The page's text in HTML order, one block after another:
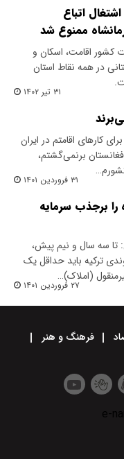
اتباع
ممنوع شد
کشور اقامت، اسکان و
در همه نقاط استان
۳۱ تیر ۱۴۰۲
کارهای اقامتم در ایران
برنمی‌گشتم،
۳۱ فروردین ۱۴۰۱
را برجذب سرمایه
تا سه سال و نیم پیش،
ترکیه باید حداقل یک
(املاک)…
۲۷ فروردین ۱۴۰۱
فرهنگ و هنر